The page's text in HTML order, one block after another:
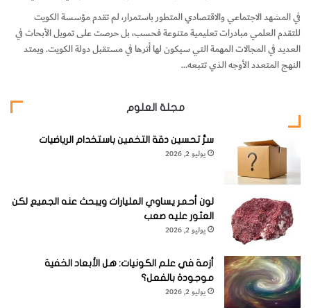
في المشهد الاجتماعي والاقتصادي المتطور باستمرار، لم تقدم مؤسسة الكويت
للتقدم العلمي مبادرات تعليمية متنوعة فحسب، بل حرصت على تمويل الأبحاث في
العديد في المجالات المهمة التي سيكون لها أثرها في مستقبل دولة الكويت. ويمتد
النهج المتعدد الأوجه الذي تتبعه…
مجلة العلوم
سرُّ تحسين دقة التخمين باستخدام الرياضيات
يوليو 2, 2026
لون أحمر يساوي المليارات ويبحث عنه الجميع لكن
العثور عليه صعب
يوليو 2, 2026
أزمة في علم الكونيات: هل الأبعاد الخفية
موجودة بالفعل؟
يوليو 2, 2026